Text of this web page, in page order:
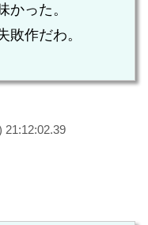
かった。
敗作だわ。
21:12:02.39